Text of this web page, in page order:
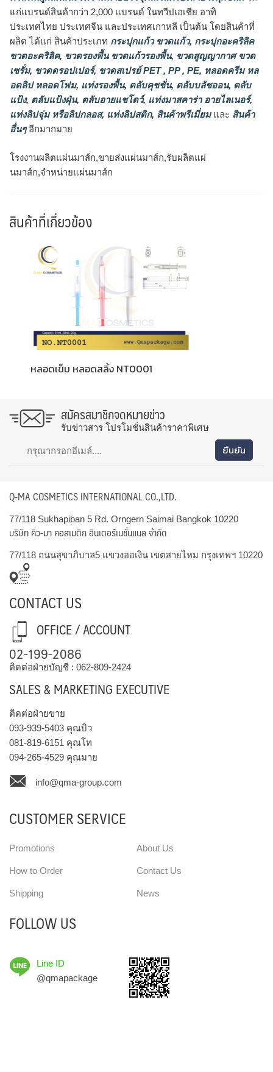
แก่แบรนด์สินค้ากว่า 2,000 แบรนด์ ในทวีปเอเชีย อาทิ
ประเทศไทย ประเทศจีน และประเทศเกาหลี เป็นต้น โดยสินค้าที่
ผลิต ได้แก่ สินค้าประเภท กระปุกแก้ว ขวดแก้ว, กระปุกอะคริลิค
ขวดอะคริลิค, ขวดรองพื้น ขวดแก้วรองพื้น, ขวดสูญญากาศ ขวด
เซรั่ม, ขวดดรอปเปอร์, ขวดสเปรย์ PET , PP , PE, หลอดครีม หล
อดลิป หลอดโฟม, แท่งรองพื้น, ตลับคุชชั่น, ตลับบลัชออน, ตลับ
แป้ง, ตลับแป้งฝุ่น, ตลับอายแชโดว์, แท่งมาสคาร่า อายไลเนอร์,
แท่งลิปจุ่ม หรือลิปกลอส, แท่งลิปสติก, สินค้าพรีเมี่ยมและ สินค้า
อื่นๆอีกมากมาย
โรงงานผลิตแผ่นมาส์ก,ขายส่งแผ่นมาส์ก,รับผลิตแผ่
นมาส์ก,จำหน่ายแผ่นมาส์ก
สินค้าที่เกี่ยวข้อง
หลอดเข็ม หลอดสลิ้ง NT0001
สมัครสมาชิกจดหมายข่าว
รับข่าวสาร โปรโมชั่นสินค้าราคาพิเศษ
Q-MA COSMETICS INTERNATIONAL CO.,LTD.
77/118 Sukhapiban 5 Rd. Orngern Saimai Bangkok 10220
บริษัท คิว-มา คอสเมติก อินเตอร์เนชั่นแนล จำกัด
77/118 ถนนสุขาภิบาล5 แขวงออเงิน เขตสายไหม กรุงเทพฯ 10220
CONTACT US
OFFICE / ACCOUNT
02-199-2086
ติดต่อฝ่ายบัญชี : 062-809-2424
SALES & MARKETING EXECUTIVE
ติดต่อฝ่ายขาย
093-939-5403 คุณบิว
081-819-6151 คุณโท
094-265-4529 คุณมาย
info@qma-group.com
CUSTOMER SERVICE
Promotions
How to Order
Shipping
About Us
Contact Us
News
FOLLOW US
Line ID
@qmapackage